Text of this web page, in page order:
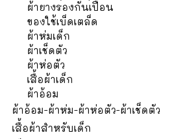
ผ้ายางรองกันเปื้อน
ของใช้เบ็ดเตล็ด
ผ้าห่มเด็ก
ผ้าเช็ดตัว
ผ้าห่อตัว
เสื้อผ้าเด็ก
ผ้าอ้อม
ผ้าอ้อม-ผ้าห่ม-ผ้าห่อตัว-ผ้าเช็ดตัว
เสื้อผ้าสำหรับเด็ก